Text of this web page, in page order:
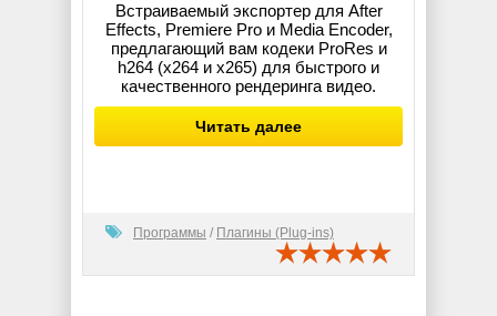
Встраиваемый экспортер для After
Effects, Premiere Pro и Media Encoder,
предлагающий вам кодеки ProRes и
h264 (x264 и x265) для быстрого и
качественного рендеринга видео.
Читать далее
Программы / Плагины (Plug-ins)